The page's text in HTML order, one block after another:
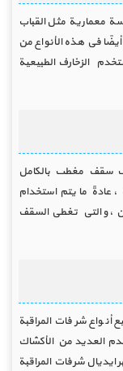
معمارية مثل القباب
في هذه الأنواع من
الزخارف الطبيعية
سقف مغطى بالكامل
عادةً ما يتم استخدام
، والتي تغطي السقف
شرفات المراقبة
العديد من الأكشاك
شرفات المراقبة